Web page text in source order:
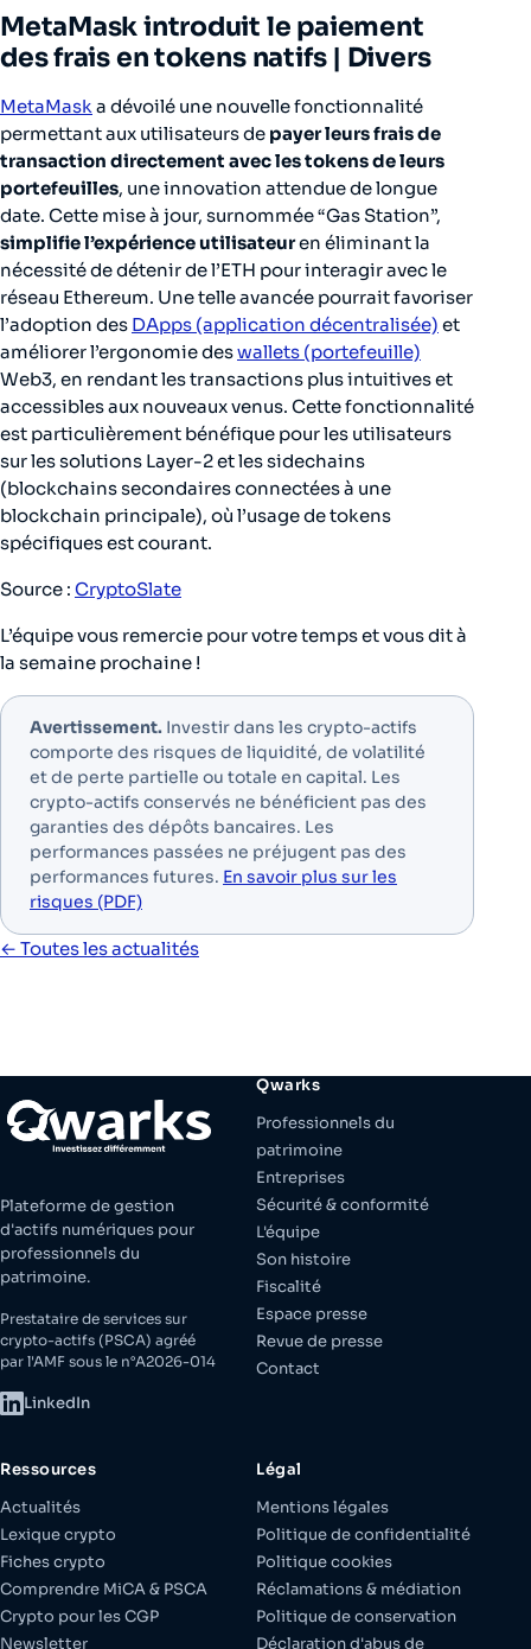
MetaMask introduit le paiement
des frais en tokens natifs | Divers
MetaMaska dévoilé une nouvelle fonctionnalité
permettant aux utilisateurs de payer leurs frais de
transaction directement avec les tokens de leurs
portefeuilles, une innovation attendue de longue
date. Cette mise à jour, surnommée “Gas Station”,
simplifie l’expérience utilisateuren éliminant la
nécessité de détenir de l’ETH pour interagir avec le
réseau Ethereum. Une telle avancée pourrait favoriser
l’adoption des DApps (application décentralisée) et
améliorer l’ergonomie deswallets (portefeuille)
Web3, en rendant les transactions plus intuitives et
accessibles aux nouveaux venus. Cette fonctionnalité
est particulièrement bénéfique pour les utilisateurs
sur les solutions Layer-2 et les sidechains
(blockchains secondaires connectées à une
blockchain principale), où l’usage de tokens
spécifiques est courant.
Source : CryptoSlate
L’équipe vous remercie pour votre temps et vous dit à
la semaine prochaine !
Avertissement. Investir dans les crypto-actifs
comporte des risques de liquidité, de volatilité
et de perte partielle ou totale en capital. Les
crypto-actifs conservés ne bénéficient pas des
garanties des dépôts bancaires. Les
performances passées ne préjugent pas des
performances futures. En savoir plus sur les
risques (PDF)
← Toutes les actualités
Plateforme de gestion
d'actifs numériques pour
professionnels du
patrimoine.
Prestataire de services sur
crypto-actifs (PSCA) agréé
par l'AMF sous le n°A2026-014
LinkedIn
Qwarks
Professionnels du
patrimoine
Entreprises
Sécurité & conformité
L'équipe
Son histoire
Fiscalité
Espace presse
Revue de presse
Contact
Ressources
Actualités
Lexique crypto
Fiches crypto
Comprendre MiCA & PSCA
Crypto pour les CGP
Newsletter
Légal
Mentions légales
Politique de confidentialité
Politique cookies
Réclamations & médiation
Politique de conservation
Déclaration d'abus de